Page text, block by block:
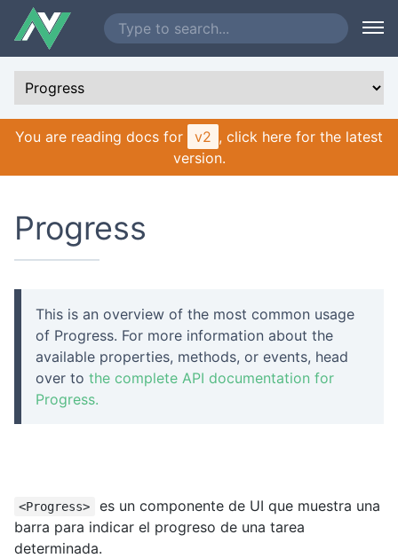
You are reading docs for v2 , click here for the latest
version.
Progress
This is an overview of the most common usage
of Progress. For more information about the
available properties, methods, or events, head
over to the complete API documentation for
Progress.
<Progress>
es un componente de UI que muestra una
barra para indicar el progreso de una tarea
determinada.